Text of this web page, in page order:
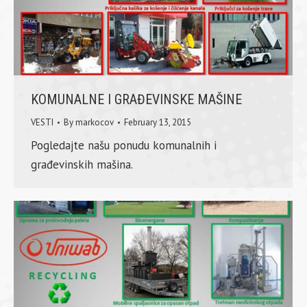
KOMUNALNE I GRAĐEVINSKE MAŠINE
VESTI By markocov February 13, 2015
Pogledajte našu ponudu komunalnih i
građevinskih mašina.